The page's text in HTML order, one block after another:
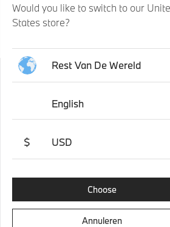
Would you like to switch to our
States store?
Rest Van De Wereld
English
$ USD
Choose
Annuleren